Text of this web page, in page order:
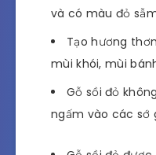
và có màu đỏ
Tạo hương
mùi khói, mùi
Gỗ sồi đỏ
ngấm vào các sớ